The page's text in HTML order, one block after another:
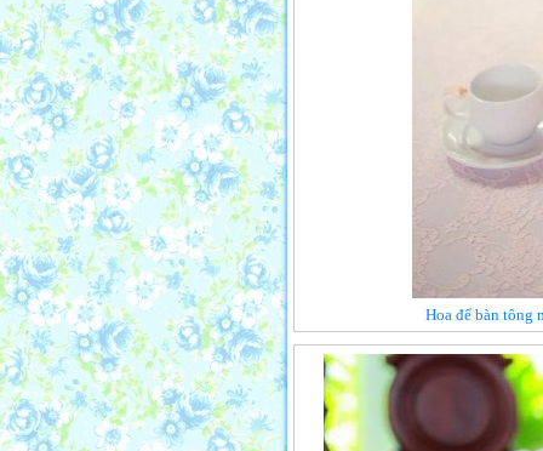
Hoa để bàn tông